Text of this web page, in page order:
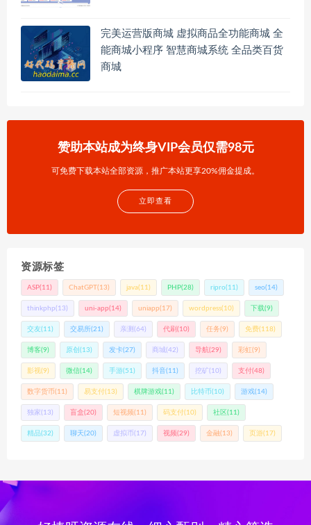
完美运营版商城 虚拟商品全功能商城 全
能商城小程序 智慧商城系统 全品类百货
商城
赞助本站成为终身VIP会员仅需98元
可免费下载本站全部资源，推广本站更享20%佣金提成。
立即查看
资源标签
ASP(11) ChatGPT(13) java(11) PHP(28) ripro(11) seo(14)
thinkphp(13) uni-app(14) uniapp(17) wordpress(10) 下载(9)
交友(11) 交易所(21) 亲测 (64) 代刷 (10) 任务(9) 免费(118)
博客(9) 原创 (13) 发卡(27) 商城(42) 导航(29) 彩虹(9)
影视(9) 微信(14) 手游(51) 抖音(11) 挖矿(10) 支付(48)
数字货币(11) 易支付(13) 棋牌游戏(11) 比特币(10) 游戏(14)
独家(13) 盲盒(20) 短视频(11) 码支付(10) 社区(11)
精品(32) 聊天(20) 虚拟币(17) 视频(29) 金融(13) 页游(17)